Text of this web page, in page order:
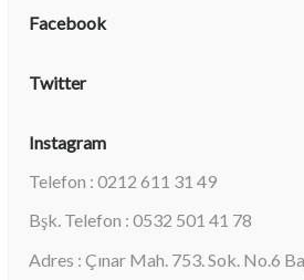
Facebook
Twitter
Instagram
Telefon : 0212 611 31 49
Bşk. Telefon : 0532 501 41 78
Adres : Çınar Mah. 753. Sok. No.6